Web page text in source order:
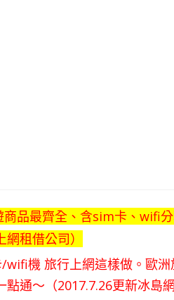
商品最齊全、含sim卡、wifi
租借公司）